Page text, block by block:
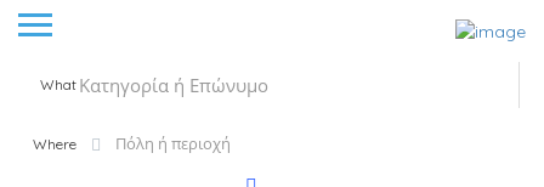
What
Where